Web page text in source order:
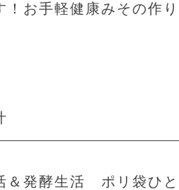
お手軽健康みその作り
＆発酵生活 ポリ袋ひと